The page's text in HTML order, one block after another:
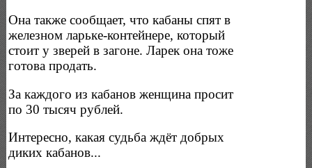
Она также сообщает, что кабаны спят в
железном ларьке-контейнере, который
стоит у зверей в загоне. Ларек она тоже
готова продать.
За каждого из кабанов женщина просит
по 30 тысяч рублей.
Интересно, какая судьба ждёт добрых
диких кабанов...